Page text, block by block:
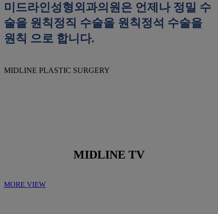
미드라인성형외과의원은 언제나 정밀 수
술을 원칙 정직 수술을 원칙 정석 수술을
원칙 으로 합니다.
MIDLINE PLASTIC SURGERY
MIDLINE TV
MORE VIEW